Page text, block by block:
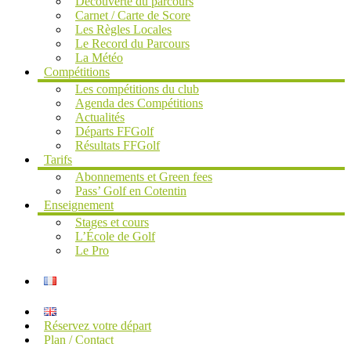
Carnet / Carte de Score
Les Règles Locales
Le Record du Parcours
La Météo
Compétitions
Les compétitions du club
Agenda des Compétitions
Actualités
Départs FFGolf
Résultats FFGolf
Tarifs
Abonnements et Green fees
Pass’ Golf en Cotentin
Enseignement
Stages et cours
L’École de Golf
Le Pro
Réservez votre départ
Plan / Contact